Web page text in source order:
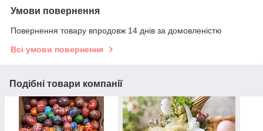
Умови повернення
Повернення товару впродовж 14 днів за домовленістю
Всі умови повернення
Подібні товари компанії